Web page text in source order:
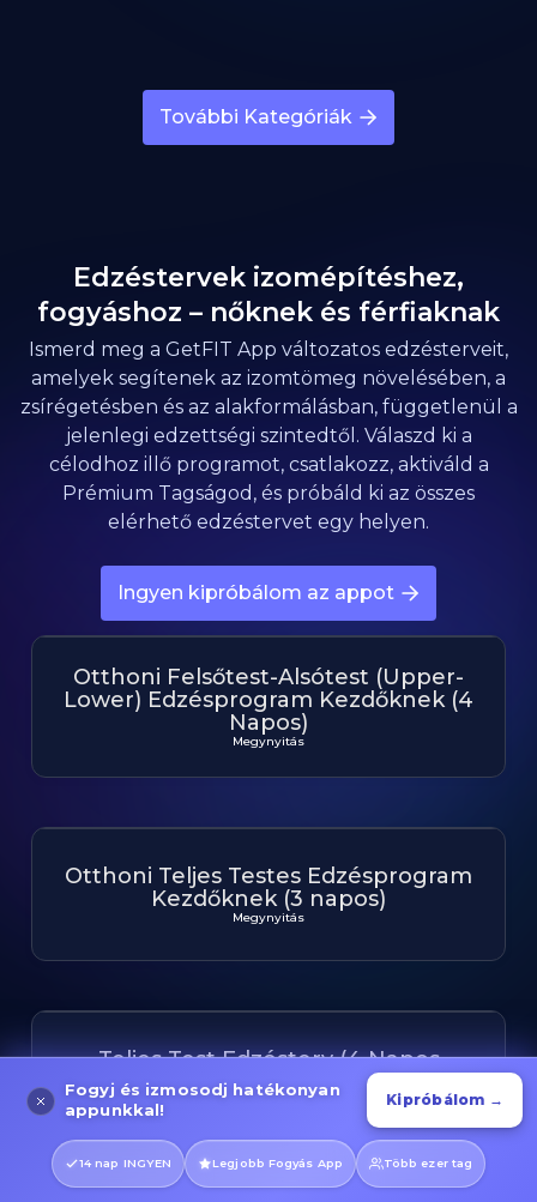
Kategória megnyitása
További Kategóriák
Edzéstervek izomépítéshez,
fogyáshoz – nőknek és férfiaknak
Ismerd meg a GetFIT App változatos edzésterveit,
amelyek segítenek az izomtömeg növelésében, a
zsírégetésben és az alakformálásban, függetlenül a
jelenlegi edzettségi szintedtől. Válaszd ki a
célodhoz illő programot, csatlakozz, aktiváld a
Prémium Tagságod, és próbáld ki az összes
elérhető edzéstervet egy helyen.
Ingyen kipróbálom az appot
Otthoni Felsőtest-Alsótest (Upper-
Lower) Edzésprogram Kezdőknek (4
Napos)
Megynyitás
Otthoni Teljes Testes Edzésprogram
Kezdőknek (3 napos)
Megynyitás
Teljes Test Edzésterv (4 Napos
Felolsztás)
Fogyj és izmosodj hatékonyan
appunkkal!
Kipróbálom →
14 nap INGYEN Legjobb Fogyás App Több ezer tag